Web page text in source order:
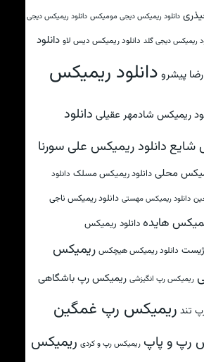
دانلود ریمیکس دیجی مومیکس دانلود ریمیکس دیجی
ریمیکس دیجی گلد دانلود ریمیکس دیس لاو دانلود
پیشرو دانلود ریمیکس
ریمیکس شادمهر عقیلی دانلود
شایع دانلود ریمیکس علی سورنا
محلی دانلود ریمیکس مسلک دانلود
دانلود ریمیکس مهستی دانلود ریمیکس ناجی
هایده دانلود ریمیکس
دانلود ریمیکس هیچکس ریمیکس
ریمیکس رپ انگیزشی ریمیکس رپ باشگاهی
تند ریمیکس رپ غمگین
رپ و پاپ ریمیکس رپ و کردی ریمیکس